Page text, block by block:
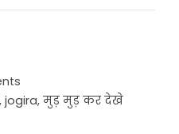
, jogira, मुड़ मुड़ कर देखे